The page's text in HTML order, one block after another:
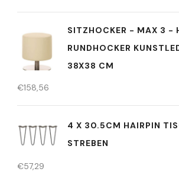
SITZHOCKER - MAX 3 -
RUNDHOCKER
38X38 CM
€158,56
4 X 30.5CM HAIRPIN
STREBEN
€57,29